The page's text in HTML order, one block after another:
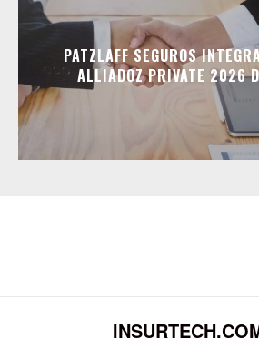
PATZLAFF SEGUROS
ALLIADOZ PRIVATE 2026